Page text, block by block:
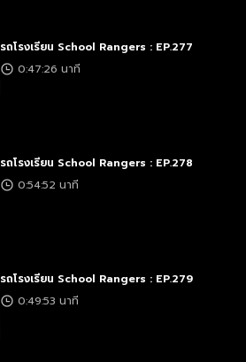
รถโรงเรียน School Rangers : EP.277
0:47:26 นาที
รถโรงเรียน School Rangers : EP.278
0:54:52 นาที
รถโรงเรียน School Rangers : EP.279
0:49:53 นาที